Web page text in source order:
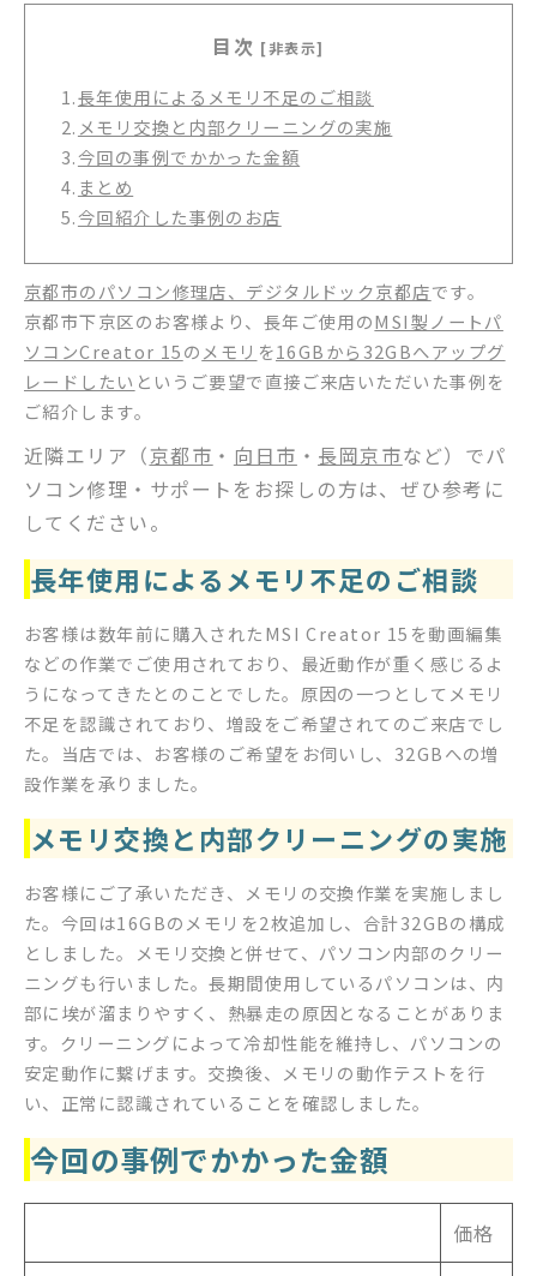
目次 [非表示]
1.長年使用によるメモリ不足のご相談
2. メモリ交換と内部クリーニングの実施
3.今回の事例でかかった金額
4. まとめ
5.今回紹介した事例のお店
京都市のパソコン修理店、デジタルドック京都店です。
京都市下京区のお客様より、長年ご使用のMSI製ノートパ
ソコンCreator 15のメモリ を16GBから32GBへアップグ
レードしたい というご要望で直接ご来店いただいた事例を
ご紹介します。
近隣エリア（京都市 ・ 向日市 ・ 長岡京市など）でパ
ソコン修理・サポートをお探しの方は、ぜひ参考に
してください。
長年使用によるメモリ不足のご相談
お客様は数年前に購入されたMSI Creator 15を動画編集
などの作業でご使用されており、最近動作が重く感じるよ
うになってきたとのことでした。原因の一つとしてメモリ
不足を認識されており、増設をご希望されてのご来店でし
た。当店では、お客様のご希望をお伺いし、32GBへの増
設作業を承りました。
メモリ交換と内部クリーニングの実施
お客様にご了承いただき、メモリの交換作業を実施しまし
た。今回は16GBのメモリを2枚追加し、合計32GBの構成
としました。メモリ交換と併せて、パソコン内部のクリー
ニングも行いました。長期間使用しているパソコンは、内
部に埃が溜まりやすく、熱暴走の原因となることがありま
す。クリーニングによって冷却性能を維持し、パソコンの
安定動作に繋げます。交換後、メモリの動作テストを行
い、正常に認識されていることを確認しました。
今回の事例でかかった金額
価格